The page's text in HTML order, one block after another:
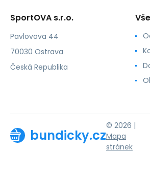
SportOVA s.r.o.
Pavlovova 44
70030 Ostrava
Česká Republika
bundicky.cz
© 2026 |
Mapa
stránek